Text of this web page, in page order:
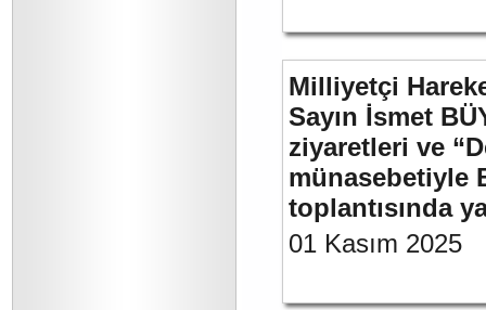
Milliyetçi
Sayın İsmet
ziyaretleri ve
münasebetiyle
toplantısında
01 Kasım 2025